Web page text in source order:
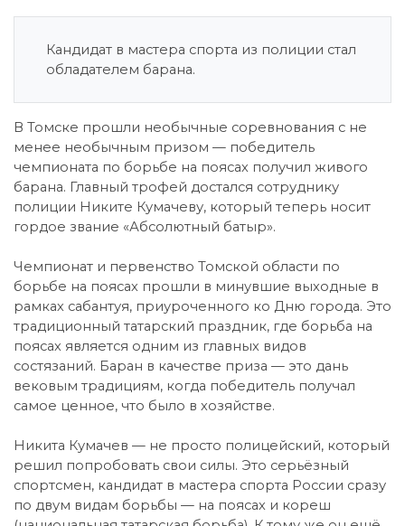
Кандидат в мастера спорта из полиции стал
обладателем барана.
В Томске прошли необычные соревнования с не
менее необычным призом — победитель
чемпионата по борьбе на поясах получил живого
барана. Главный трофей достался сотруднику
полиции Никите Кумачеву, который теперь носит
гордое звание «Абсолютный батыр».
Чемпионат и первенство Томской области по
борьбе на поясах прошли в минувшие выходные в
рамках сабантуя, приуроченного ко Дню города. Это
традиционный татарский праздник, где борьба на
поясах является одним из главных видов
состязаний. Баран в качестве приза — это дань
вековым традициям, когда победитель получал
самое ценное, что было в хозяйстве.
Никита Кумачев — не просто полицейский, который
решил попробовать свои силы. Это серьёзный
спортсмен, кандидат в мастера спорта России сразу
по двум видам борьбы — на поясах и кореш